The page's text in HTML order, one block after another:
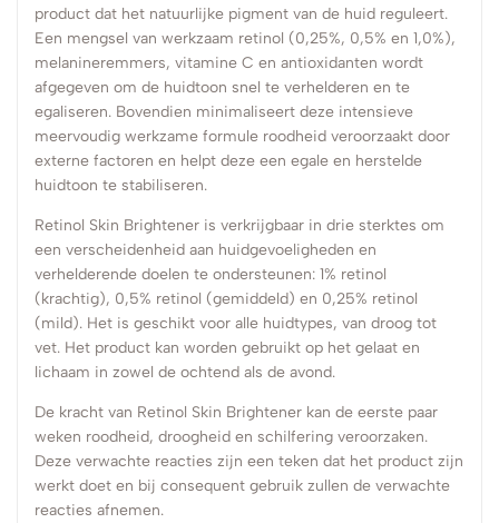
product dat het natuurlijke pigment van de huid reguleert.
Een mengsel van werkzaam retinol (0,25%, 0,5% en 1,0%),
melanineremmers, vitamine C en antioxidanten wordt
afgegeven om de huidtoon snel te verhelderen en te
egaliseren. Bovendien minimaliseert deze intensieve
meervoudig werkzame formule roodheid veroorzaakt door
externe factoren en helpt deze een egale en herstelde
huidtoon te stabiliseren.
Retinol Skin Brightener is verkrijgbaar in drie sterktes om
een verscheidenheid aan huidgevoeligheden en
verhelderende doelen te ondersteunen: 1% retinol
(krachtig), 0,5% retinol (gemiddeld) en 0,25% retinol
(mild). Het is geschikt voor alle huidtypes, van droog tot
vet. Het product kan worden gebruikt op het gelaat en
lichaam in zowel de ochtend als de avond.
De kracht van Retinol Skin Brightener kan de eerste paar
weken roodheid, droogheid en schilfering veroorzaken.
Deze verwachte reacties zijn een teken dat het product zijn
werkt doet en bij consequent gebruik zullen de verwachte
reacties afnemen.